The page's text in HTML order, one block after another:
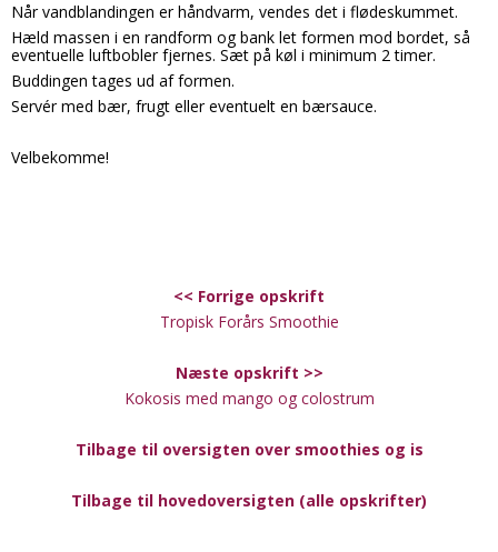
Når vandblandingen er håndvarm, vendes det i flødeskummet.
Hæld massen i en randform og bank let formen mod bordet, så
eventuelle luftbobler fjernes. Sæt på køl i minimum 2 timer.
Buddingen tages ud af formen.
Servér med bær, frugt eller eventuelt en bærsauce.
Velbekomme!
<< Forrige opskrift
Tropisk Forårs Smoothie
Næste opskrift >>
Kokosis med mango og colostrum
Tilbage til oversigtenover smoothies og is
Tilbage til hovedoversigten (alle opskrifter)